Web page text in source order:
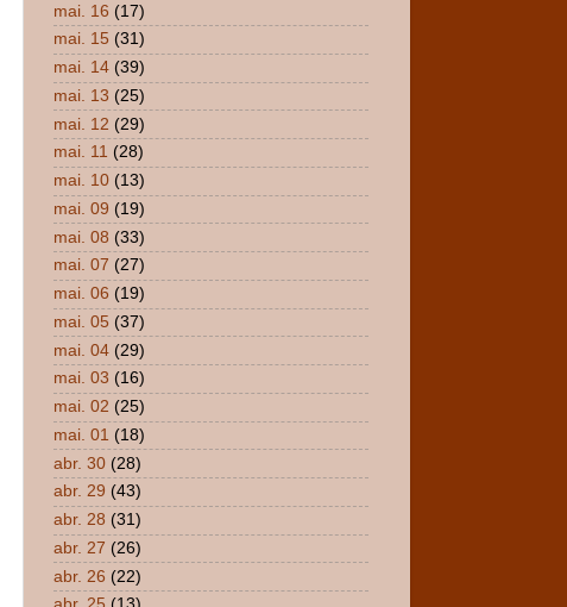
mai. 16 (17)
mai. 15 (31)
mai. 14 (39)
mai. 13 (25)
mai. 12 (29)
mai. 11 (28)
mai. 10 (13)
mai. 09 (19)
mai. 08 (33)
mai. 07 (27)
mai. 06 (19)
mai. 05 (37)
mai. 04 (29)
mai. 03 (16)
mai. 02 (25)
mai. 01 (18)
abr. 30 (28)
abr. 29 (43)
abr. 28 (31)
abr. 27 (26)
abr. 26 (22)